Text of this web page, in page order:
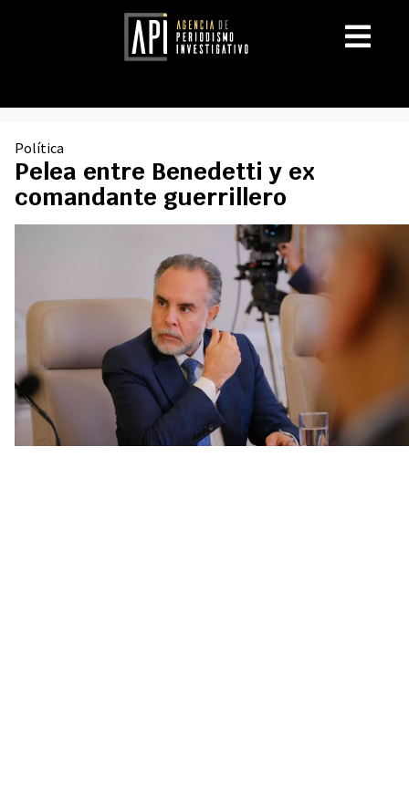
Política
Pelea entre Benedetti y ex
comandante guerrillero